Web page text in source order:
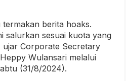
berita hoaks.
salurkan sesuai kuota yang
ujar Corporate Secretary
Wulansari melalui
(31/8/2024).